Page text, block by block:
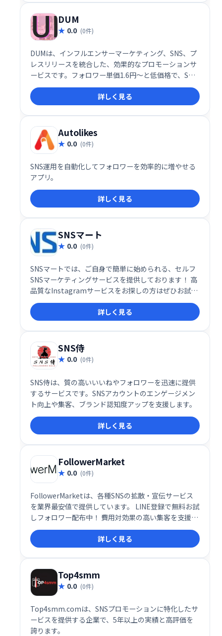
DUM
0.0 (0件)
DUMは、インフルエンサーマーケティング、SNS、プ
レスリリースを統合した、効果的なプロモーションサ
ービスです。フォロワー単価1.6円〜と低価格で、SNS
を活用した集客・ブランド認知向上を実現します。
詳しく見る
Autolikes
0.0 (0件)
SNS運用を自動化してフォロワーを効率的に増やせる
アプリ。
詳しく見る
SNSマート
0.0 (0件)
SNSマートでは、ご自身で簡単に始められる、セルフ
SNSマーケティングサービスを提供しております！ 高
品質なInstagramサービスをお探しの方はぜひお試し
ください！
詳しく見る
SNS侍
0.0 (0件)
SNS侍は、質の高いいいねやフォロワーを迅速に提供
するサービスです。SNSアカウントのエンゲージメン
ト向上や集客、ブランド認知度アップを支援します。
詳しく見る
FollowerMarket
0.0 (0件)
FollowerMarketは、各種SNSの拡散・宣伝サービス
を業界最安値で提供しています。 LINE登録で無料お試
しフォロワー配布中！ 費用対効果の高い集客を支援
し、SNSマーケティングを強力にサポートします。 ア
カウントの認知度向上やエンゲージメント率アップを
目指したい方におすすめです。
詳しく見る
Top4smm
0.0 (0件)
Top4smm.comは、SNSプロモーションに特化したサ
ービスを提供する企業で、5年以上の実績と高評価を
誇ります。